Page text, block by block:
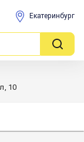
Екатеринбург
10